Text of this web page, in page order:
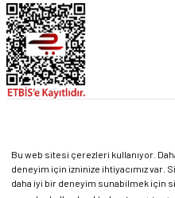
Bu web sitesi çerezleri kullanıyor.
deneyim için izninize ihtiyacımız var.
daha iyi bir deneyim sunabilmek için
© PIRLANTA CO. Tüm Hakları
sertifikası ile
ideasoft